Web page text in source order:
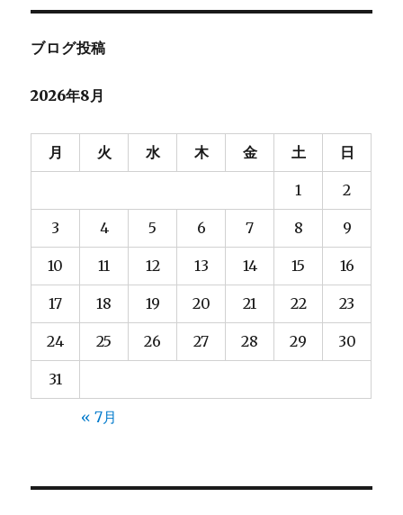
ブログ投稿
2026年8月
月 火 水 木 金 土 日
1 2
3 4 5 6 7 8 9
10 11 12 13 14 15 16
17 18 19 20 21 22 23
24 25 26 27 28 29 30
31
« 7月